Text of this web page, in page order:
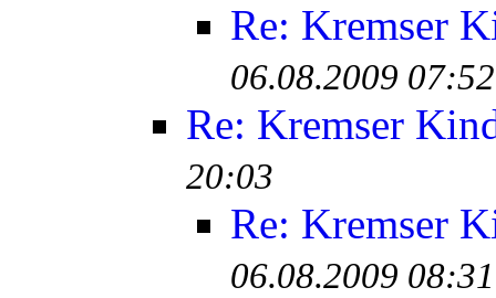
Re: Kremser
06.08.2009 07:52
Re: Kremser
20:03
Re: Kremser
06.08.2009 08:31